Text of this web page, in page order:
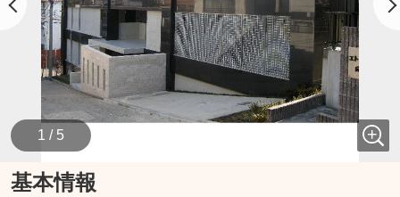
1 / 5
基本情報